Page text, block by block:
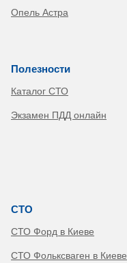
Опель Астра
Полезности
Каталог СТО
Экзамен ПДД онлайн
СТО
СТО Форд в Киеве
СТО Фольксваген в Киеве